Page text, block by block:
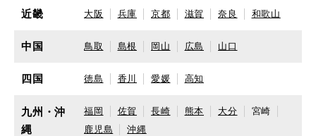
近畿 大阪 兵庫 京都 滋賀 奈良 和歌山
中国 鳥取 島根 岡山 広島 山口
四国 徳島 香川 愛媛 高知
九州・沖
縄
福岡 佐賀 長崎 熊本 大分
宮崎
鹿児島
沖縄